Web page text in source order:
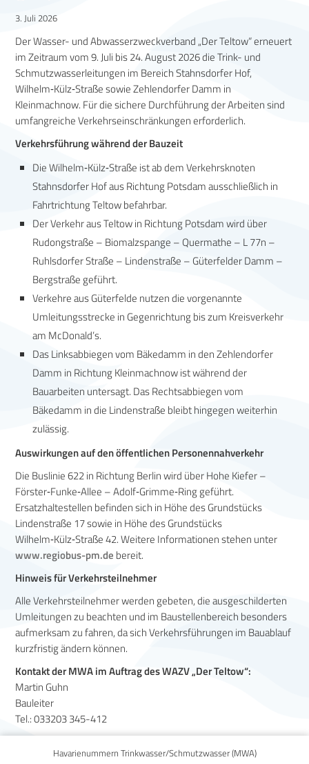
3. Juli 2026
Der Wasser- und Abwasserzweckverband „Der Teltow“ erneuert
im Zeitraum vom 9. Juli bis 24. August 2026 die Trink- und
Schmutzwasserleitungen im Bereich Stahnsdorfer Hof,
Wilhelm‑Külz‑Straße sowie Zehlendorfer Damm in
Kleinmachnow. Für die sichere Durchführung der Arbeiten sind
umfangreiche Verkehrseinschränkungen erforderlich.
Verkehrsführung während der Bauzeit
Die Wilhelm‑Külz‑Straße ist ab dem Verkehrsknoten
Stahnsdorfer Hof aus Richtung Potsdam ausschließlich in
Fahrtrichtung Teltow befahrbar.
Der Verkehr aus Teltow in Richtung Potsdam wird über
Rudongstraße – Biomalzspange – Quermathe – L 77n –
Ruhlsdorfer Straße – Lindenstraße – Güterfelder Damm –
Bergstraße geführt.
Verkehre aus Güterfelde nutzen die vorgenannte
Umleitungsstrecke in Gegenrichtung bis zum Kreisverkehr
am McDonald’s.
Das Linksabbiegen vom Bäkedamm in den Zehlendorfer
Damm in Richtung Kleinmachnow ist während der
Bauarbeiten untersagt. Das Rechtsabbiegen vom
Bäkedamm in die Lindenstraße bleibt hingegen weiterhin
zulässig.
Auswirkungen auf den öffentlichen Personennahverkehr
Die Buslinie 622 in Richtung Berlin wird über Hohe Kiefer –
Förster‑Funke‑Allee – Adolf‑Grimme‑Ring geführt.
Ersatzhaltestellen befinden sich in Höhe des Grundstücks
Lindenstraße 17 sowie in Höhe des Grundstücks
Wilhelm‑Külz‑Straße 42. Weitere Informationen stehen unter
www.regiobus-pm.de bereit.
Hinweis für Verkehrsteilnehmer
Alle Verkehrsteilnehmer werden gebeten, die ausgeschilderten
Umleitungen zu beachten und im Baustellenbereich besonders
aufmerksam zu fahren, da sich Verkehrsführungen im Bauablauf
kurzfristig ändern können.
Kontakt der MWA im Auftrag des WAZV „Der Teltow“:
Martin Guhn
Bauleiter
Tel.: 033203 345-412
Havarienummern Trinkwasser/Schmutzwasser (MWA)